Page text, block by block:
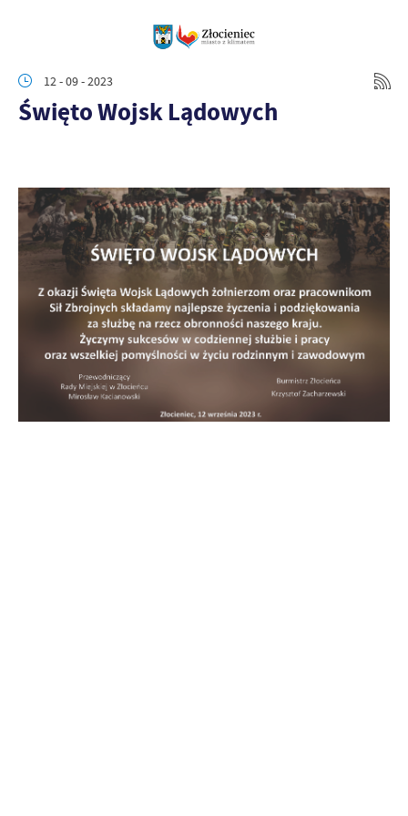
12 - 09 - 2023
Święto Wojsk Lądowych